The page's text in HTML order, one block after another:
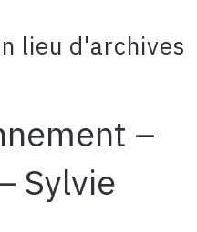
lieu d'archives
–
Sylvie